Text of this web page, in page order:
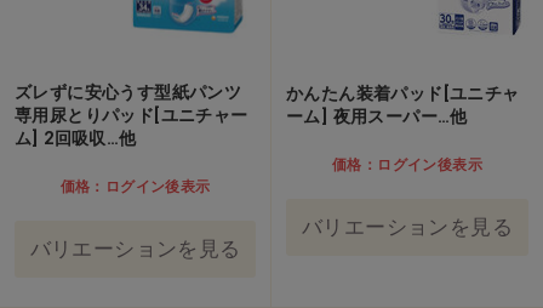
ズレずに安心うす型紙パンツ
専用尿とりパッド[ユニチャー
ム] 2回吸収…他
価格：ログイン後表示
バリエーションを見る
かんたん装着パッド[ユニチャ
ーム] 夜用スーパー…他
価格：ログイン後表示
バリエーションを見る